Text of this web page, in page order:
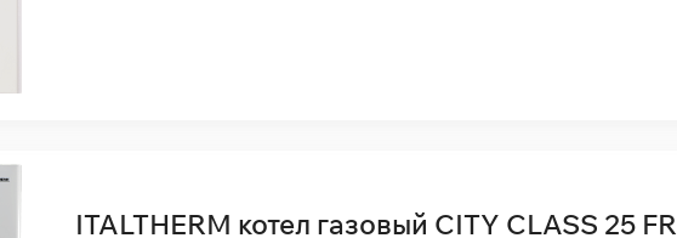
ITALTHERM котел газовый CITY CLASS 25 FR